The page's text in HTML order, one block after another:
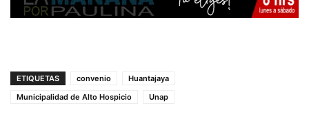
ETIQUETAS convenio
Huantajaya
Municipalidad de Alto Hospicio
Unap